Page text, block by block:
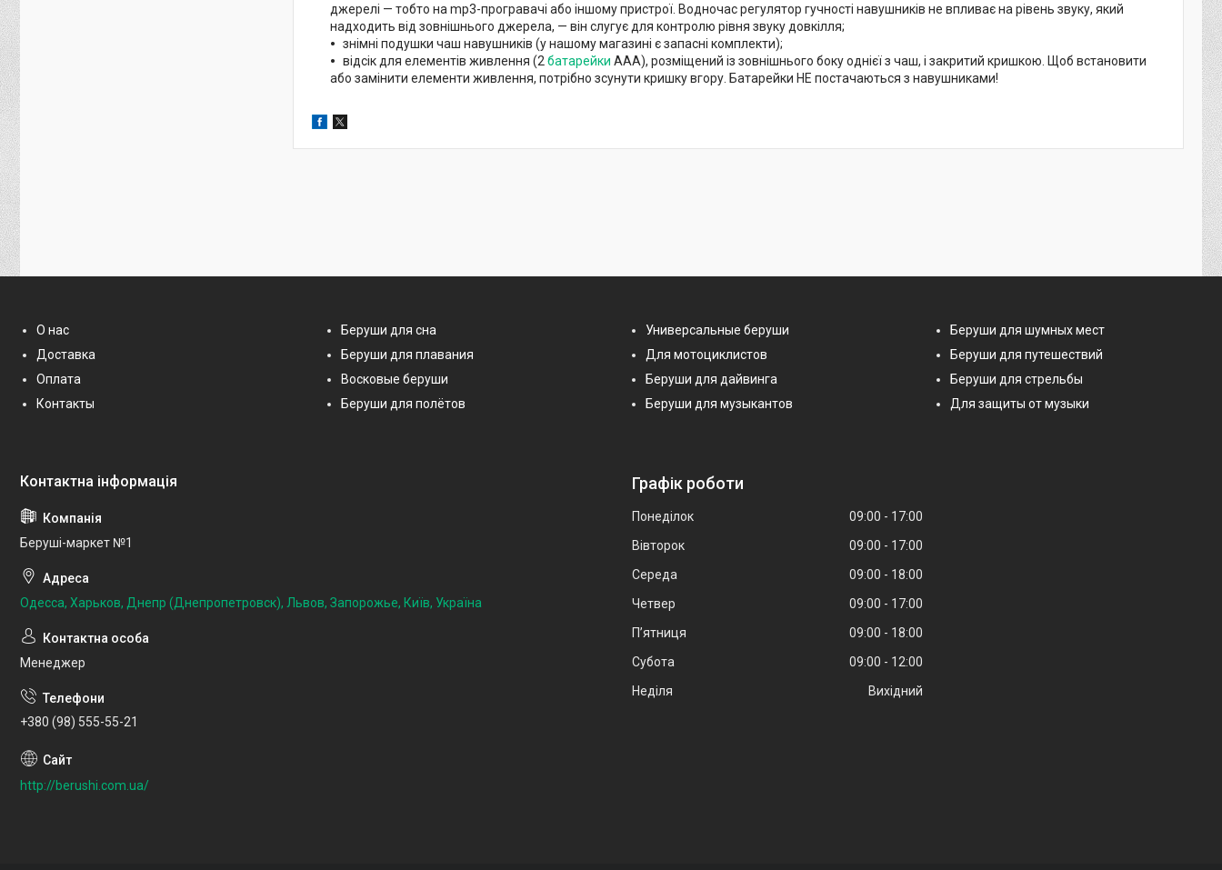
джерелі — тобто на mp3-програвачі або іншому пристрої. Водночас регулятор гучності навушників не впливає на рівень звуку, який
надходить від зовнішнього джерела, — він слугує для контролю рівня звуку довкілля;
знімні подушки чаш навушників (у нашому магазині є запасні комплекти);
відсік для елементів живлення (2 батарейки AAA), розміщений із зовнішнього боку однієї з чаш, і закритий кришкою. Щоб встановити
або замінити елементи живлення, потрібно зсунути кришку вгору. Батарейки НЕ постачаються з навушниками!
О нас
Доставка
Оплата
Контакты
Беруши для сна
Беруши для плавания
Восковые беруши
Беруши для полётов
Универсальные беруши
Для мотоциклистов
Беруши для дайвинга
Беруши для музыкантов
Беруши для шумных мест
Беруши для путешествий
Беруши для стрельбы
Для защиты от музыки
Беруші-маркет №1
Одесса, Харьков, Днепр (Днепропетровск), Львов, Запорожье, Київ, Україна
Менеджер
+380 (98) 555-55-21
http://berushi.com.ua/
Графік роботи
Понеділок 09:00
17:00
Вівторок
09:00
17:00
Середа
09:00
18:00
Четвер
09:00
17:00
Пʼятниця
09:00
18:00
Субота
09:00
12:00
Неділя
Вихідний